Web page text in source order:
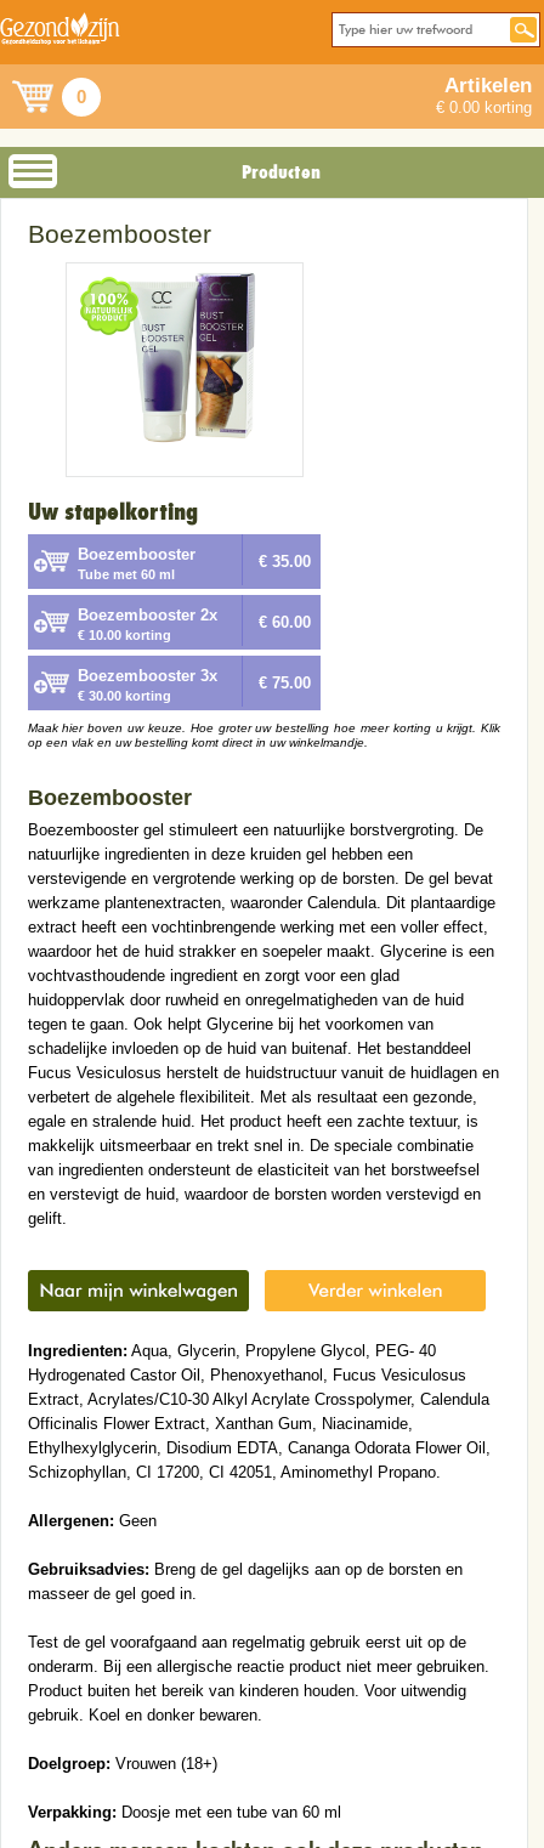
0 Artikelen
€ 0.00 korting
Producten
Boezembooster
Uw stapelkorting
Boezembooster
Tube met 60 ml
€ 35.00
Boezembooster 2x
€ 10.00 korting
€ 60.00
Boezembooster 3x
€ 30.00 korting
€ 75.00
Maak hier boven uw keuze. Hoe groter uw bestelling hoe meer korting u krijgt. Klik
op een vlak en uw bestelling komt direct in uw winkelmandje.
Boezembooster
Boezembooster gel stimuleert een natuurlijke borstvergroting. De
natuurlijke ingredienten in deze kruiden gel hebben een
verstevigende en vergrotende werking op de borsten. De gel bevat
werkzame plantenextracten, waaronder Calendula. Dit plantaardige
extract heeft een vochtinbrengende werking met een voller effect,
waardoor het de huid strakker en soepeler maakt. Glycerine is een
vochtvasthoudende ingredient en zorgt voor een glad
huidoppervlak door ruwheid en onregelmatigheden van de huid
tegen te gaan. Ook helpt Glycerine bij het voorkomen van
schadelijke invloeden op de huid van buitenaf. Het bestanddeel
Fucus Vesiculosus herstelt de huidstructuur vanuit de huidlagen en
verbetert de algehele flexibiliteit. Met als resultaat een gezonde,
egale en stralende huid. Het product heeft een zachte textuur, is
makkelijk uitsmeerbaar en trekt snel in. De speciale combinatie
van ingredienten ondersteunt de elasticiteit van het borstweefsel
en verstevigt de huid, waardoor de borsten worden verstevigd en
gelift.
Ingredienten: Aqua, Glycerin, Propylene Glycol, PEG- 40
Hydrogenated Castor Oil, Phenoxyethanol, Fucus Vesiculosus
Extract, Acrylates/C10-30 Alkyl Acrylate Crosspolymer, Calendula
Officinalis Flower Extract, Xanthan Gum, Niacinamide,
Ethylhexylglycerin, Disodium EDTA, Cananga Odorata Flower Oil,
Schizophyllan, CI 17200, CI 42051, Aminomethyl Propano.
Allergenen: Geen
Gebruiksadvies: Breng de gel dagelijks aan op de borsten en
masseer de gel goed in.
Test de gel voorafgaand aan regelmatig gebruik eerst uit op de
onderarm. Bij een allergische reactie product niet meer gebruiken.
Product buiten het bereik van kinderen houden. Voor uitwendig
gebruik. Koel en donker bewaren.
Doelgroep: Vrouwen (18+)
Verpakking: Doosje met een tube van 60 ml